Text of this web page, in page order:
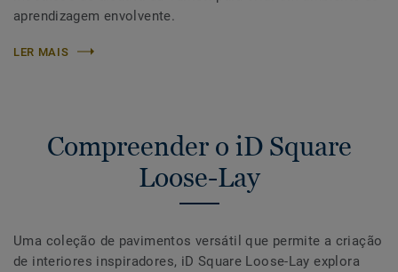
aprendizagem envolvente.
LER MAIS
Compreender o iD Square
Loose-Lay
Uma coleção de pavimentos versátil que permite a criação
de interiores inspiradores, iD Square Loose-Lay explora